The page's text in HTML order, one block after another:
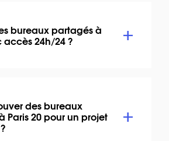
bureaux partagés à
accès 24h/24 ?
des bureaux
Paris 20 pour un projet